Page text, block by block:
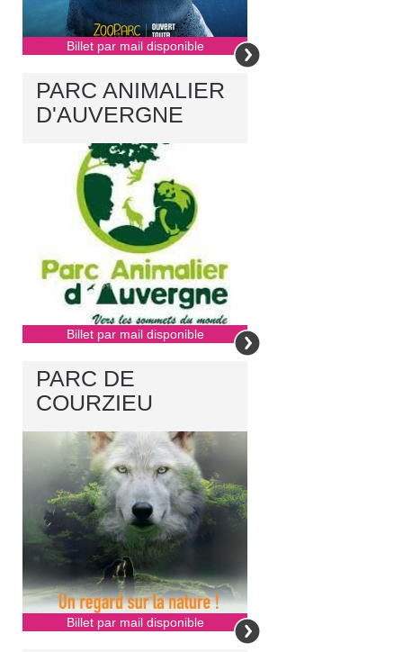
Billet par mail disponible
Billet par mail disponible
PARC ANIMALIER
D'AUVERGNE
Billet par mail disponible
PARC DE
COURZIEU